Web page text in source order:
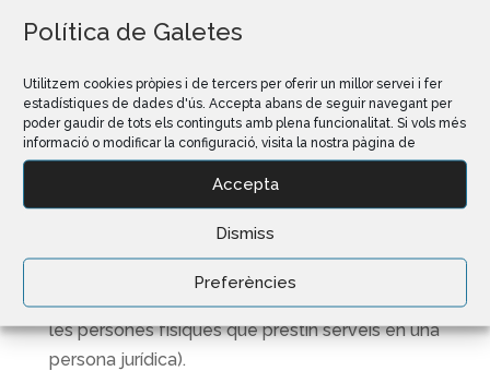
Política de Galetes
Utilitzem cookies pròpies i de tercers per oferir un millor servei i fer
estadístiques de dades d'ús. Accepta abans de seguir navegant per
poder gaudir de tots els continguts amb plena funcionalitat. Si vols més
informació o modificar la configuració, visita la nostra pàgina de
Accepta
Dismiss
Preferències
tractament es basa en el seu consentiment, el
mateix s’entendrà atorgat de manera
inequívoca, considerant aquesta aportació un
acte afirmatiu clar per part seva, que manifesta
aquest consentiment.
En altres el compliment d’una obligació legal
per la nostra part, l’execució d’un contracte o
precontracte, o l’interès legítim del
Responsable (gestió de dades de contacte i, si
escau els relatius a la funció o lloc ocupat de
les persones físiques que prestin serveis en una
persona jurídica).